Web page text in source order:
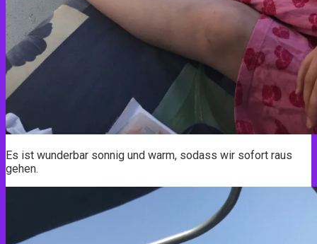
Es ist wunderbar sonnig und warm, sodass wir sofort raus
gehen.